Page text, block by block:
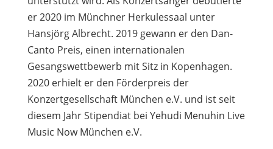
er 2020 im Münchner Herkulessaal unter
Hansjörg Albrecht. 2019 gewann er den Dan-
Canto Preis, einen internationalen
Gesangswettbewerb mit Sitz in Kopenhagen.
2020 erhielt er den Förderpreis der
Konzertgesellschaft München e.V. und ist seit
diesem Jahr Stipendiat bei Yehudi Menuhin Live
Music Now München e.V.